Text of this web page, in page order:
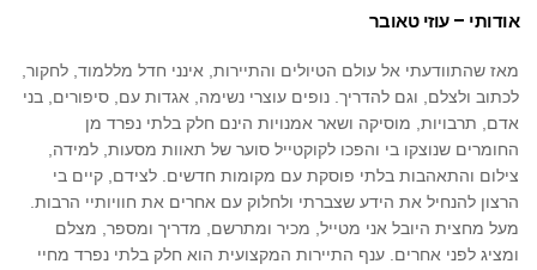
אודותי – עוזי טאובר
מאז שהתוודעתי אל עולם הטיולים והתיירות, אינני חדל מללמוד, לחקור,
לכתוב ולצלם, וגם להדריך. נופים עוצרי נשימה, אגדות עם, סיפורים, בני
אדם, תרבויות, מוסיקה ושאר אמנויות הינם חלק בלתי נפרד מן
החומרים שנוצקו בי והפכו לקוקטייל סוער של תאוות מסעות, למידה,
צילום והתאהבות בלתי פוסקת עם מקומות חדשים. לצידם, קיים בי
הרצון להנחיל את הידע שצברתי ולחלוק עם אחרים את חוויותיי הרבות.
מעל מחצית היובל אני מטייל, מכיר ומתרשם, מדריך ומספר, מצלם
ומציג לפני אחרים. ענף התיירות המקצועית הוא חלק בלתי נפרד מחיי